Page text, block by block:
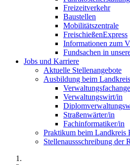
Freizeitverkehr
Baustellen
Mobilitätszentrale
FreischießenExpress
Informationen zum
Fundsachen in
Jobs und Karriere
Aktuelle Stellenangebote
Ausbildung beim
Verwaltungswirt/in
Straßenwärter/in
Fachinformatiker/in
Praktikum beim Landkreis
Stellenaussschreibung der